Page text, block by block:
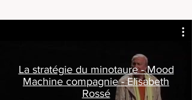
La stratégie du minotaure - Mood
Machine compagnie - Elisabeth
Rossé